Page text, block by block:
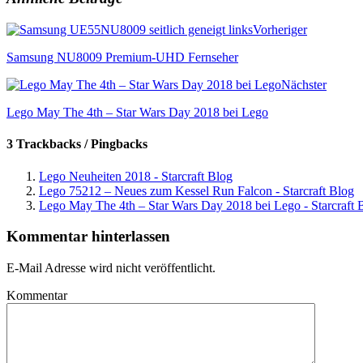
Vorheriger
Samsung NU8009 Premium-UHD Fernseher
Nächster
Lego May The 4th – Star Wars Day 2018 bei Lego
3 Trackbacks / Pingbacks
Lego Neuheiten 2018 - Starcraft Blog
Lego 75212 – Neues zum Kessel Run Falcon - Starcraft Blog
Lego May The 4th – Star Wars Day 2018 bei Lego - Starcraft
Kommentar hinterlassen
E-Mail Adresse wird nicht veröffentlicht.
Kommentar